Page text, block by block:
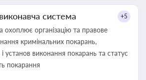
система +5
охоплює організацію та правове
кримінальних покарань,
і установ виконання покарань та статус
покарання